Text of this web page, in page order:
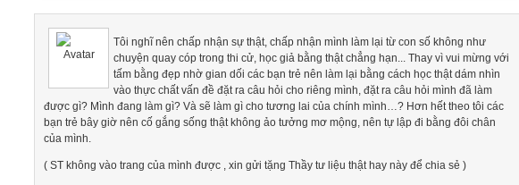
Tôi nghĩ nên chấp nhận sự thật, chấp nhận mình làm lại từ con số không như
chuyện quay cóp trong thi cử, học giả bằng thật chẳng hạn... Thay vì vui mừng với
tấm bằng đẹp nhờ gian dối các bạn trẻ nên làm lại bằng cách học thật dám nhìn
vào thực chất vấn đề đặt ra câu hỏi cho riêng mình, đặt ra câu hỏi mình đã làm
được gì? Mình đang làm gì? Và sẽ làm gì cho tương lai của chính mình…? Hơn hết theo tôi các
bạn trẻ bây giờ nên cố gắng sống thật không ảo tưởng mơ mộng, nên tự lập đi bằng đôi chân
của mình.
( ST không vào trang của mình được , xin gửi tặng Thầy tư liệu thật hay này để chia sẻ )